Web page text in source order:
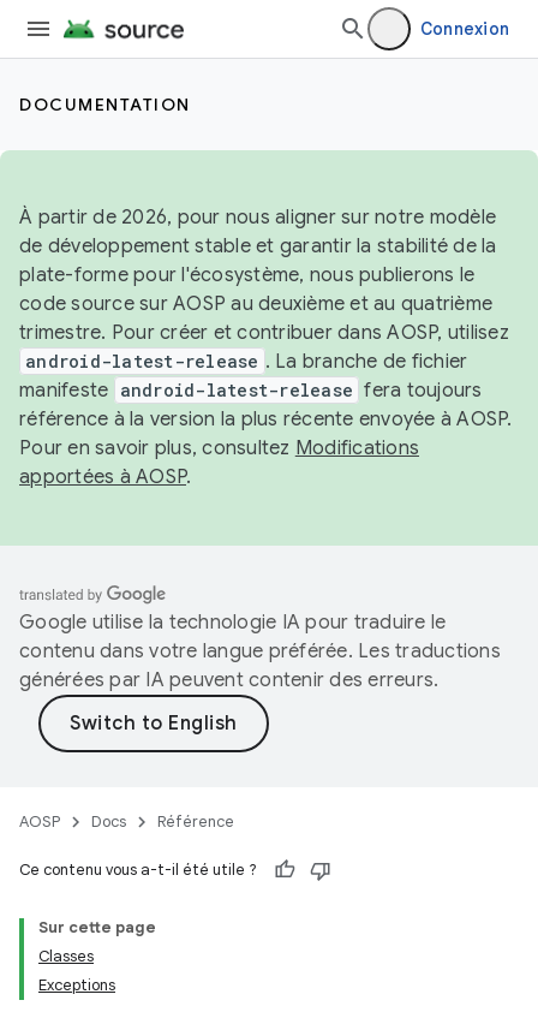
Connexion
DOCUMENTATION
À partir de 2026, pour nous aligner sur notre modèle
de développement stable et garantir la stabilité de la
plate-forme pour l'écosystème, nous publierons le
code source sur AOSP au deuxième et au quatrième
trimestre. Pour créer et contribuer dans AOSP, utilisez
android-latest-release . La branche de fichier
manifeste android-latest-release fera toujours
référence à la version la plus récente envoyée à AOSP.
Pour en savoir plus, consultez Modifications
apportées à AOSP.
Google utilise la technologie IA pour traduire le
contenu dans votre langue préférée. Les traductions
générées par IA peuvent contenir des erreurs.
AOSP Docs Référence
Ce contenu vous a-t-il été utile ?
Sur cette page
Classes
Exceptions